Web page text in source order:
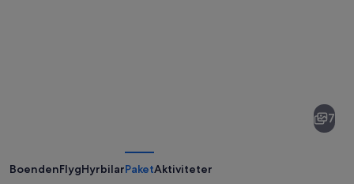
7
BoendenFlygHyrbilarPaketAktiviteter